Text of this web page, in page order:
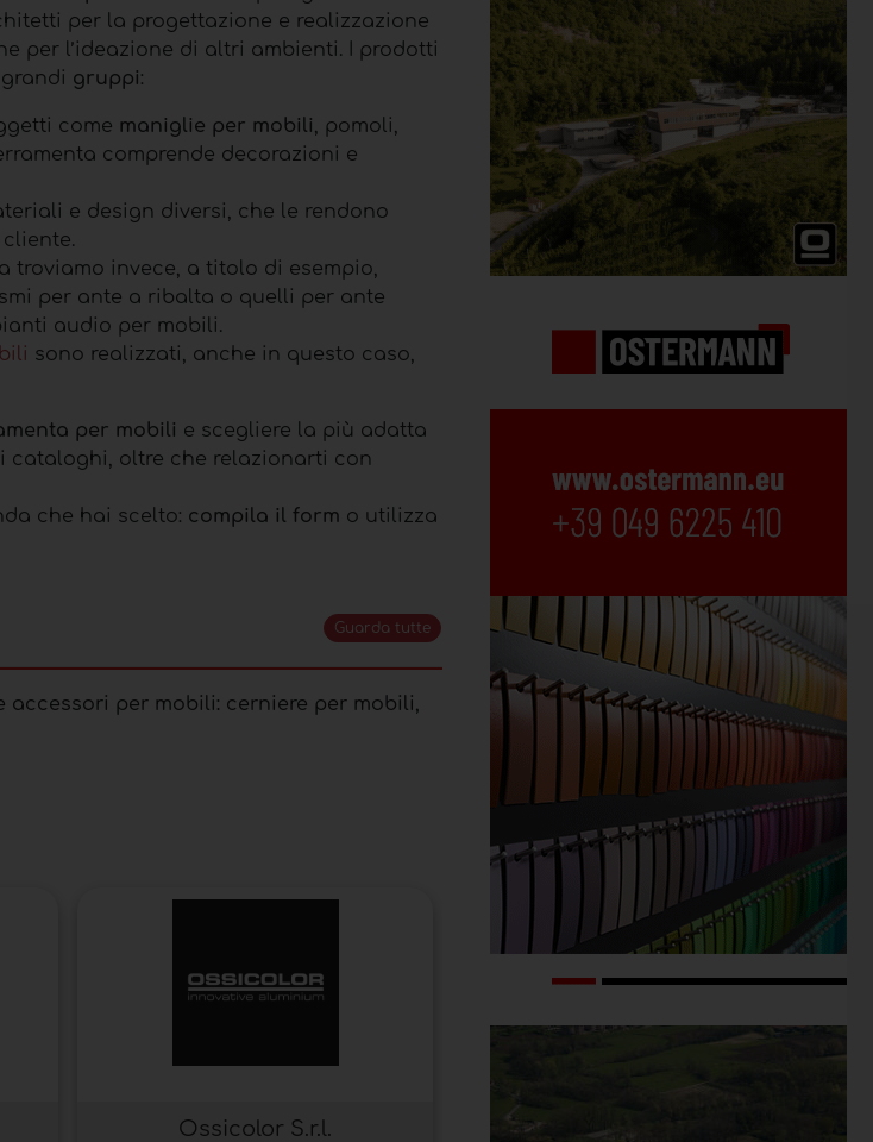
per la progettazione e realizzazione
per l’ideazione di altri ambienti. I prodotti
grandi gruppi:
come maniglie per mobili, pomoli,
comprende decorazioni e
e design diversi, che le rendono
troviamo invece, a titolo di esempio,
per ante a ribalta o quelli per ante
audio per mobili.
sono realizzati, anche in questo caso,
per mobili e scegliere la più adatta
cataloghi, oltre che relazionarti con
che hai scelto: compila il form o utilizza
Guarda tutte
per mobili: cerniere per mobili,
Ossicolor S.r.l.